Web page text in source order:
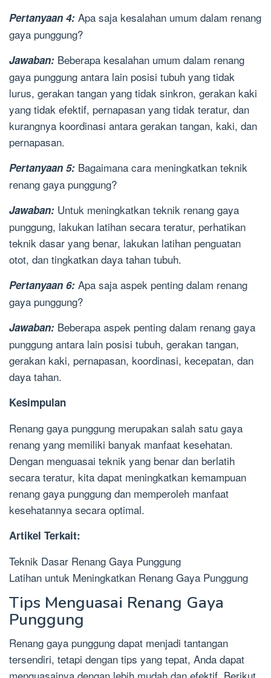
Pertanyaan 4: Apa saja kesalahan umum dalam renang
gaya punggung?
Jawaban: Beberapa kesalahan umum dalam renang
gaya punggung antara lain posisi tubuh yang tidak
lurus, gerakan tangan yang tidak sinkron, gerakan kaki
yang tidak efektif, pernapasan yang tidak teratur, dan
kurangnya koordinasi antara gerakan tangan, kaki, dan
pernapasan.
Pertanyaan 5: Bagaimana cara meningkatkan teknik
renang gaya punggung?
Jawaban: Untuk meningkatkan teknik renang gaya
punggung, lakukan latihan secara teratur, perhatikan
teknik dasar yang benar, lakukan latihan penguatan
otot, dan tingkatkan daya tahan tubuh.
Pertanyaan 6: Apa saja aspek penting dalam renang
gaya punggung?
Jawaban: Beberapa aspek penting dalam renang gaya
punggung antara lain posisi tubuh, gerakan tangan,
gerakan kaki, pernapasan, koordinasi, kecepatan, dan
daya tahan.
Kesimpulan
Renang gaya punggung merupakan salah satu gaya
renang yang memiliki banyak manfaat kesehatan.
Dengan menguasai teknik yang benar dan berlatih
secara teratur, kita dapat meningkatkan kemampuan
renang gaya punggung dan memperoleh manfaat
kesehatannya secara optimal.
Artikel Terkait:
Teknik Dasar Renang Gaya Punggung
Latihan untuk Meningkatkan Renang Gaya Punggung
Tips Menguasai Renang Gaya
Punggung
Renang gaya punggung dapat menjadi tantangan
tersendiri, tetapi dengan tips yang tepat, Anda dapat